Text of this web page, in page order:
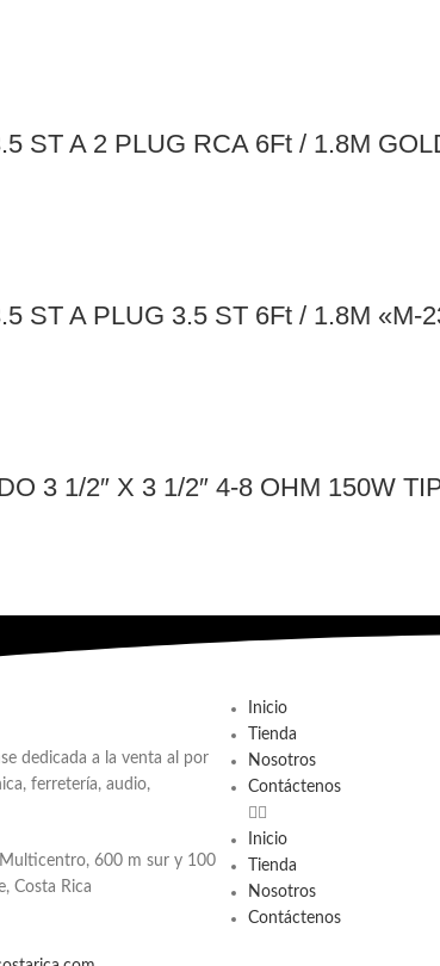
ST A 2 PLUG RCA 6Ft / 1.8M
ST A PLUG 3.5 ST 6Ft / 1.8M «M-
3 1/2″ X 3 1/2″ 4-8 OHM 150W
dedicada a la venta al por
ferretería, audio,
600 m sur y 100
Costa Rica
Inicio
Tienda
Nosotros
Contáctenos
Inicio
Tienda
Nosotros
Contáctenos